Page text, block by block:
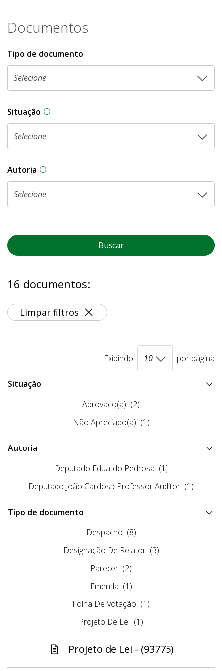
Documentos
Tipo de documento
Situação Na CLDF, as proposições legislativas
Autoria As proposições legislativas na CLDF podem
Buscar
16 documentos:
Limpar filtros
Exibindo por página
Situação
Aprovado(a) (2)
Não Apreciado(a) (1)
Autoria
Deputado Eduardo Pedrosa (1)
Deputado João Cardoso Professor Auditor (1)
Tipo de documento
Despacho (8)
Designação De Relator (3)
Parecer (2)
Emenda (1)
Folha De Votação (1)
Projeto De Lei (1)
Projeto de Lei - (93775)